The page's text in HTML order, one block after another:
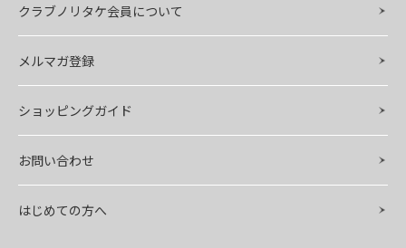
クラブノリタケ会員について
メルマガ登録
ショッピングガイド
お問い合わせ
はじめての方へ